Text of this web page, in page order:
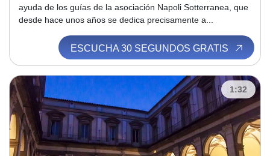
ayuda de los guías de la asociación Napoli Sotterranea, que
desde hace unos años se dedica precisamente a...
ESCUCHA 30 SEGUNDOS GRATIS
1:32